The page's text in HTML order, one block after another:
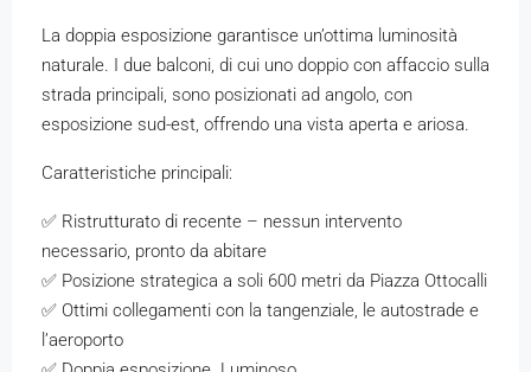
La doppia esposizione garantisce un’ottima luminosità
naturale. I due balconi, di cui uno doppio con affaccio sulla
strada principali, sono posizionati ad angolo, con
esposizione sud-est, offrendo una vista aperta e ariosa.
Caratteristiche principali:
✅ Ristrutturato di recente – nessun intervento
necessario, pronto da abitare
✅ Posizione strategica a soli 600 metri da Piazza Ottocalli
✅ Ottimi collegamenti con la tangenziale, le autostrade e
l’aeroporto